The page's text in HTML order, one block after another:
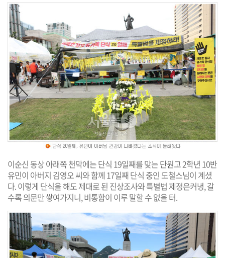
이순신 동상 아래쪽 천막에는 단식 19일째를 맞는 단원고 2학년 10반
유민이 아버지 김영오 씨와 함께 17일째 단식 중인 도철스님이 계셨
다. 이렇게 단식을 해도 제대로 된 진상조사와 특별법 제정은커녕, 갈
수록 의문만 쌓여가지니, 비통함이 이루 말할 수 없을 터.